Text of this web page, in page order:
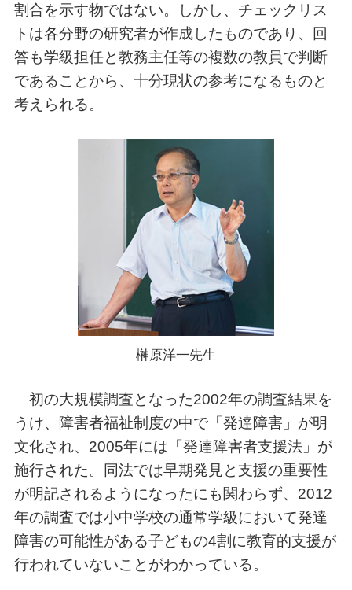
割合を示す物ではない。しかし、チェックリス
トは各分野の研究者が作成したものであり、回
答も学級担任と教務主任等の複数の教員で判断
であることから、十分現状の参考になるものと
考えられる。
榊原洋一先生
初の大規模調査となった2002年の調査結果を
うけ、障害者福祉制度の中で「発達障害」が明
文化され、2005年には「発達障害者支援法」が
施行された。同法では早期発見と支援の重要性
が明記されるようになったにも関わらず、2012
年の調査では小中学校の通常学級において発達
障害の可能性がある子どもの4割に教育的支援が
行われていないことがわかっている。